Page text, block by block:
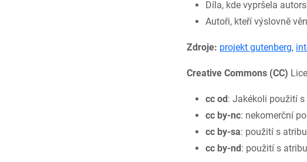
Díla, kde vypršela
Autoři, kteří výslovně
Zdroje: projekt gutenberg,
Creative Commons (CC)
cc od: Jakékoli použití
cc by-nc: nekomerční
cc by-sa: použití s
cc by-nd: použití s